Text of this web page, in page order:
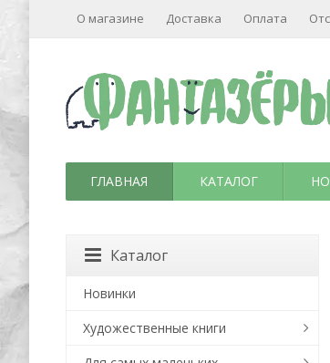
О магазине Доставка Оплата
ГЛАВНАЯ КАТАЛОГ
Каталог
Новинки
Художественные книги